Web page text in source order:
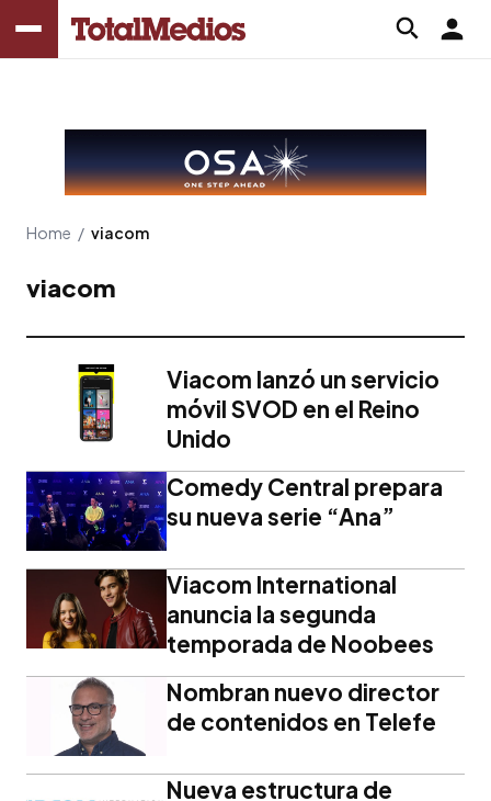
Home / viacom
viacom
Viacom lanzó un servicio
móvil SVOD en el Reino
Unido
Comedy Central prepara
su nueva serie “Ana”
Viacom International
anuncia la segunda
temporada de Noobees
Nombran nuevo director
de contenidos en Telefe
Nueva estructura de